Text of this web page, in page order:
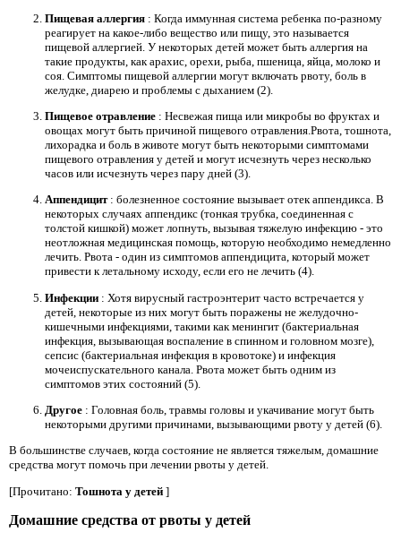
Пищевая аллергия : Когда иммунная система ребенка по-разному
реагирует на какое-либо вещество или пищу, это называется
пищевой аллергией. У некоторых детей может быть аллергия на
такие продукты, как арахис, орехи, рыба, пшеница, яйца, молоко и
соя. Симптомы пищевой аллергии могут включать рвоту, боль в
желудке, диарею и проблемы с дыханием (2).
Пищевое отравление : Несвежая пища или микробы во фруктах и ​​
овощах могут быть причиной пищевого отравления.Рвота, тошнота,
лихорадка и боль в животе могут быть некоторыми симптомами
пищевого отравления у детей и могут исчезнуть через несколько
часов или исчезнуть через пару дней (3).
Аппендицит : болезненное состояние вызывает отек аппендикса. В
некоторых случаях аппендикс (тонкая трубка, соединенная с
толстой кишкой) может лопнуть, вызывая тяжелую инфекцию - это
неотложная медицинская помощь, которую необходимо немедленно
лечить. Рвота - один из симптомов аппендицита, который может
привести к летальному исходу, если его не лечить (4).
Инфекции : Хотя вирусный гастроэнтерит часто встречается у
детей, некоторые из них могут быть поражены не желудочно-
кишечными инфекциями, такими как менингит (бактериальная
инфекция, вызывающая воспаление в спинном и головном мозге),
сепсис (бактериальная инфекция в кровотоке) и инфекция
мочеиспускательного канала. Рвота может быть одним из
симптомов этих состояний (5).
Другое : Головная боль, травмы головы и укачивание могут быть
некоторыми другими причинами, вызывающими рвоту у детей (6).
В большинстве случаев, когда состояние не является тяжелым, домашние
средства могут помочь при лечении рвоты у детей.
[Прочитано: Тошнота у детей ]
Домашние средства от рвоты у детей